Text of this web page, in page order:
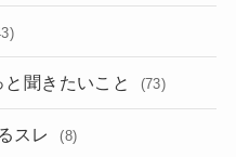
聞きたいこと (73)
スレ (8)